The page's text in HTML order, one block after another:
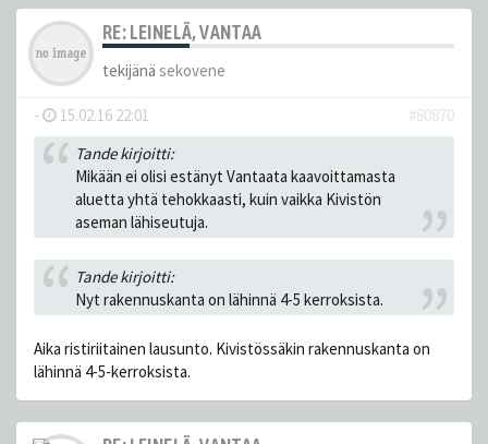
RE: LEINELÄ, VANTAA
tekijänä sekovene
- 15.02.16 22:01
#80870
Tande kirjoitti:
Mikään ei olisi estänyt Vantaata kaavoittamasta
aluetta yhtä tehokkaasti, kuin vaikka Kivistön
aseman lähiseutuja.
Tande kirjoitti:
Nyt rakennuskanta on lähinnä 4-5 kerroksista.
Aika ristiriitainen lausunto. Kivistössäkin rakennuskanta on
lähinnä 4-5-kerroksista.